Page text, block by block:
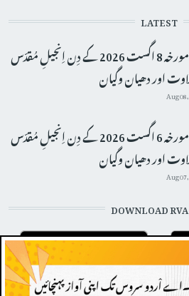
LATEST
آج مورخہ 8 اگست 2026 کے دِن اِنجیلِ مُقدّس
اور دھیان وگیان
Aug
آج مورخہ 6 اگست 2026 کے دِن اِنجیلِ مُقدّس
اور دھیان وگیان
Aug
DOWNLOAD